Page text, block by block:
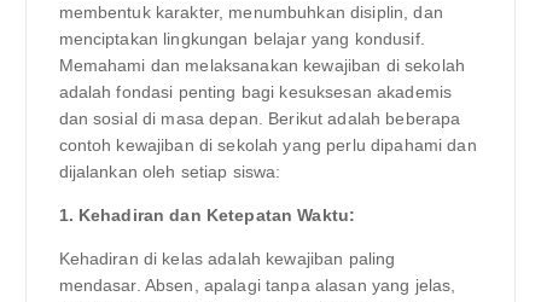
membentuk karakter, menumbuhkan disiplin, dan
menciptakan lingkungan belajar yang kondusif.
Memahami dan melaksanakan kewajiban di sekolah
adalah fondasi penting bagi kesuksesan akademis
dan sosial di masa depan. Berikut adalah beberapa
contoh kewajiban di sekolah yang perlu dipahami dan
dijalankan oleh setiap siswa:
1. Kehadiran dan Ketepatan Waktu:
Kehadiran di kelas adalah kewajiban paling
mendasar. Absen, apalagi tanpa alasan yang jelas,